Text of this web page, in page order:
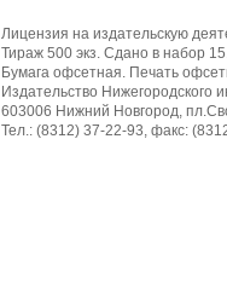
Лицензия на издательскую
Тираж 500 экз. Сдано в набор
Бумага офсетная. Печать
Издательство Нижегородского
603006 Нижний Новгород,
Тел.: (8312) 37-22-93, факс: